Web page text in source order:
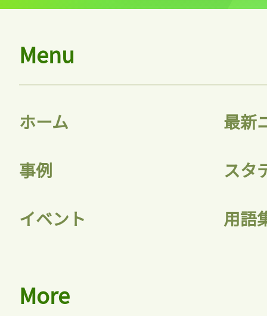
Menu
ホーム 最新
事例 スタ
イベント 用語
More